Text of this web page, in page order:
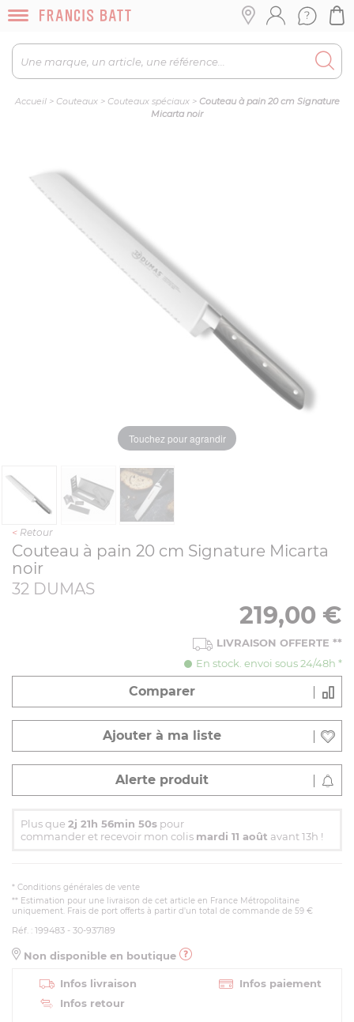
Accueil> Couteaux> Couteaux spéciaux> Couteau à pain 20 cm Signature
Micarta noir
Touchez pour agrandir
< Retour
Couteau à pain 20 cm Signature Micarta
noir
32 DUMAS
219,00 €
LIVRAISON OFFERTE **
En stock. envoi sous 24/48h *
Comparer
Ajouter à ma liste
Alerte produit
Plus que 2j 21h 56min 50s pour
commander et recevoir mon colis mardi 11 août avant 13h !
* Conditions générales de vente
** Estimation pour une livraison de cet article en France Métropolitaine
uniquement. Frais de port offerts à partir d'un total de commande de 59 €
Réf. : 199483 - 30-937189
Non disponible en boutique
Infos livraison
Infos paiement
Infos retour